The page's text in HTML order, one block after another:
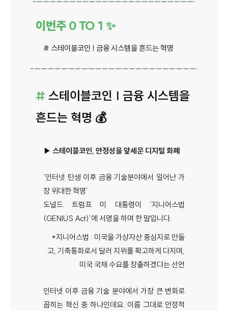
이번주 0 TO 1 ✨
# 스테이블코인 | 금융 시스템을 흔드는 혁명
# 스테이블코인 | 금융 시스템을
흔드는 혁명 💰
▶ 스테이블코인, 안정성을 앞세운 디지털 화폐
‘인터넷 탄생 이후 금융 기술분야에서 일어난 가
장 위대한 혁명’
도널드 트럼프 미 대통령이 ‘지니어스법
(GENIUS Act)’에 서명을 하며 한 말입니다.
*지니어스법 : 미국을 가상자산 중심지로 만들
고, 기축통화로서 달러 지위를 확고하게 다지며,
미국 국채 수요를 창출하겠다는 선언
인터넷 이후 금융 기술 분야에서 가장 큰 변화로
꼽히는 혁신 중 하나인데요. 이름 그대로 안정적